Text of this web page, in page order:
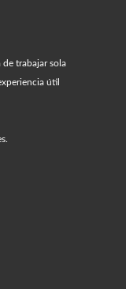
de trabajar sola
útil